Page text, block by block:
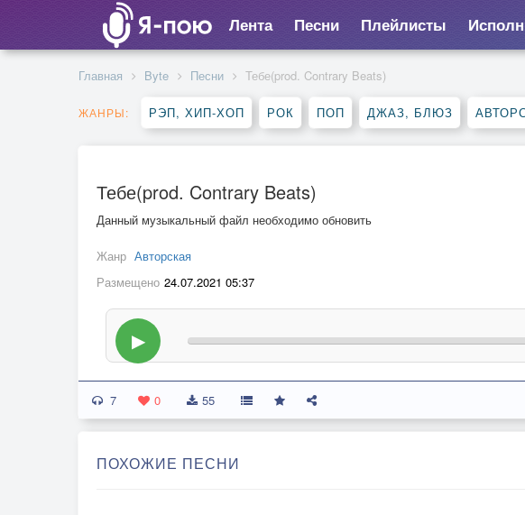
Лента Песни Плейлисты
Главная Byte Песни Тебе(prod. Contrary Beats)
ЖАНРЫ: РЭП, ХИП-ХОП РОК ПОП ДЖАЗ, БЛЮЗ
Тебе(prod. Contrary Beats)
Данный музыкальный файл необходимо обновить
Жанр Авторская
Размещено 24.07.2021 05:37
▶
7 0 55
ПОХОЖИЕ ПЕСНИ